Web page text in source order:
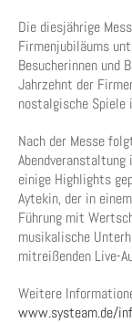
Die diesjährige
Firmenjubiläums
Besucherinnen und
Jahrzehnt der
nostalgische Spiele
Nach der Messe
Abendveranstaltung
einige Highlights
Aytekin, der in
Führung mit
musikalische
mitreißenden Live-
Weitere
www.systeam.de/